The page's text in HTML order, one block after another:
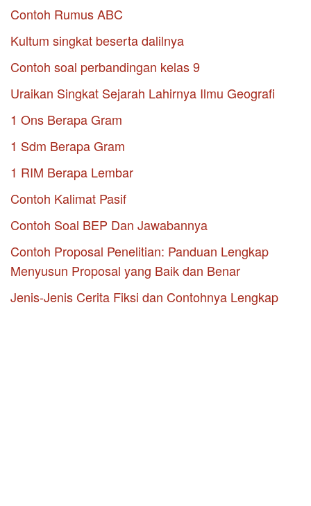
Contoh Rumus ABC
Kultum singkat beserta dalilnya
Contoh soal perbandingan kelas 9
Uraikan Singkat Sejarah Lahirnya Ilmu Geografi
1 Ons Berapa Gram
1 Sdm Berapa Gram
1 RIM Berapa Lembar
Contoh Kalimat Pasif
Contoh Soal BEP Dan Jawabannya
Contoh Proposal Penelitian: Panduan Lengkap
Menyusun Proposal yang Baik dan Benar
Jenis-Jenis Cerita Fiksi dan Contohnya Lengkap